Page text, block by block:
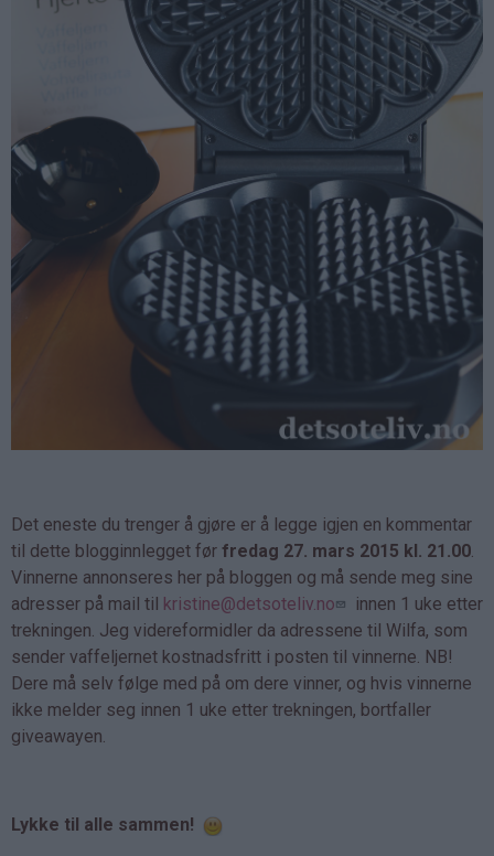
Det eneste du trenger å gjøre er å legge igjen en kommentar
til dette blogginnlegget før fredag 27. mars 2015 kl. 21.00.
Vinnerne annonseres her på bloggen og må sende meg sine
adresser på mail til kristine@detsoteliv.no
innen 1 uke etter
trekningen. Jeg videreformidler da adressene til Wilfa, som
sender vaffeljernet kostnadsfritt i posten til vinnerne. NB!
Dere må selv følge med på om dere vinner, og hvis vinnerne
ikke melder seg innen 1 uke etter trekningen, bortfaller
giveawayen.
Lykke til alle sammen!